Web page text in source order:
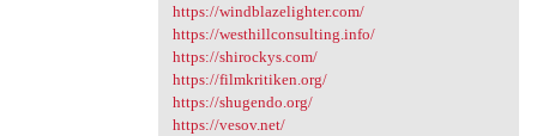
https://windblazelighter.com/
https://westhillconsulting.info/
https://shirockys.com/
https://filmkritiken.org/
https://shugendo.org/
https://vesov.net/